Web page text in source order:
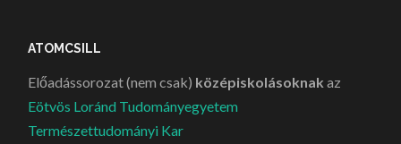
ATOMCSILL
Előadássorozat (nem csak) középiskolásoknak az
Eötvös Loránd Tudományegyetem
Természettudományi Kar